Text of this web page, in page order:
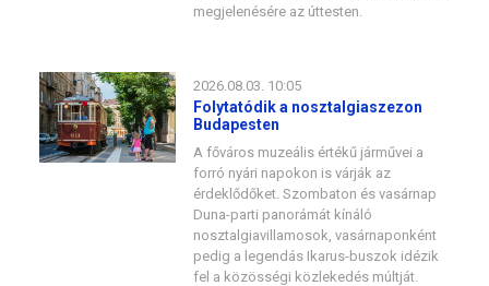
megjelenésére az úttesten.
2026.08.03. 10:05
Folytatódik a nosztalgiaszezon
Budapesten
A főváros muzeális értékű járművei a
forró nyári napokon is várják az
érdeklődőket. Szombaton és vasárnap
Duna-parti panorámát kínáló
nosztalgiavillamosok, vasárnaponként
pedig a legendás Ikarus-buszok idézik
fel a közösségi közlekedés múltját.